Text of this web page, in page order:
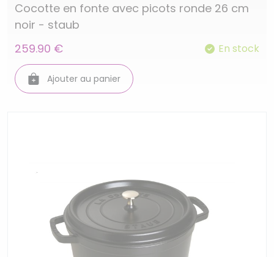
Cocotte en fonte avec picots ronde 26 cm
noir - staub
259.90 €
En stock
Ajouter au panier